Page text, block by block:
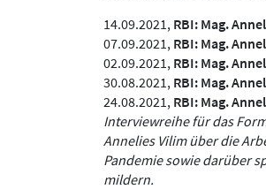
14.09.2021, RBI: Mag.
07.09.2021, RBI: Mag.
02.09.2021, RBI: Mag.
30.08.2021, RBI: Mag.
24.08.2021, RBI: Mag.
Interviewreihe für das
Annelies Vilim über die
Pandemie sowie darüber
mildern.